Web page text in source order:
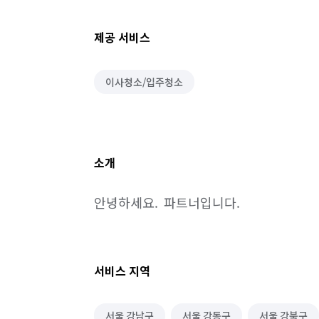
제공 서비스
이사청소/입주청소
소개
안녕하세요.  파트너입니다.
서비스 지역
서울 강남구 서울 강동구 서울 강북구